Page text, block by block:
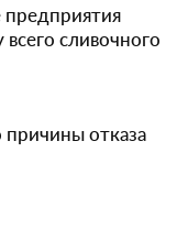
сливочного
причины отказа